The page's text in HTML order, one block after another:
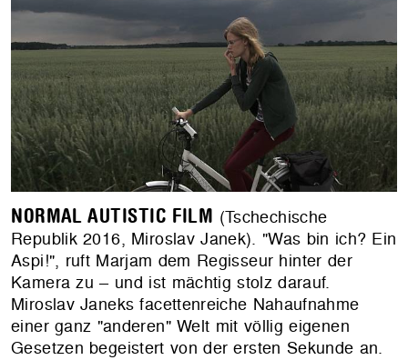
NORMAL AUTISTIC FILM (Tschechische
Republik 2016, Miroslav Janek). "Was bin ich? Ein
Aspi!", ruft Marjam dem Regisseur hinter der
Kamera zu – und ist mächtig stolz darauf.
Miroslav Janeks facettenreiche Nahaufnahme
einer ganz "anderen" Welt mit völlig eigenen
Gesetzen begeistert von der ersten Sekunde an.